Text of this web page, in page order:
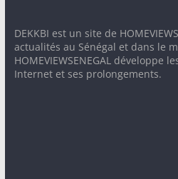
DEKKBI est un site de
actualités au Sénégal et dans le
HOMEVIEWSENEGAL développe
Internet et ses prolongements.